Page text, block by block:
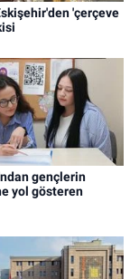
'çerçeve
gençlerin
yol gösteren